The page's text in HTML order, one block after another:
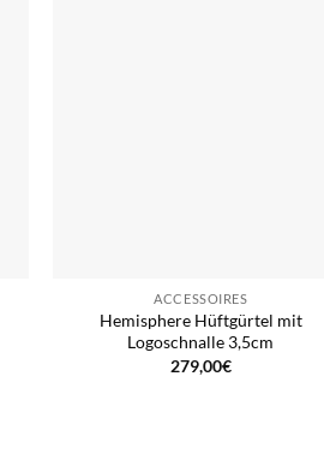
ACCESSOIRES
Hemisphere Hüftgürtel mit
Logoschnalle 3,5cm
279,00€